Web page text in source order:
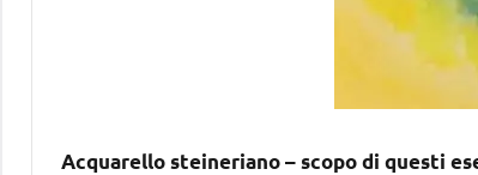
Acquarello steineriano – scopo di questi